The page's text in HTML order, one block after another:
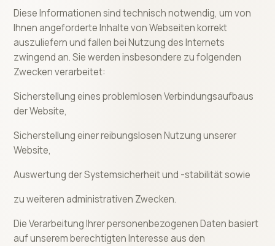
Diese Informationen sind technisch notwendig, um von
Ihnen angeforderte Inhalte von Webseiten korrekt
auszuliefern und fallen bei Nutzung des Internets
zwingend an. Sie werden insbesondere zu folgenden
Zwecken verarbeitet:
Sicherstellung eines problemlosen Verbindungsaufbaus
der Website,
Sicherstellung einer reibungslosen Nutzung unserer
Website,
Auswertung der Systemsicherheit und -stabilität sowie
zu weiteren administrativen Zwecken.
Die Verarbeitung Ihrer personenbezogenen Daten basiert
auf unserem berechtigten Interesse aus den